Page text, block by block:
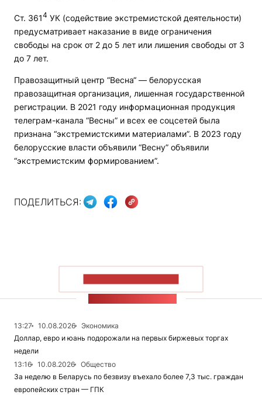
Ст. 3614 УК (содействие экстремистской деятельности)
предусматривает наказание в виде ограничения
свободы на срок от 2 до 5 лет или лишения свободы от 3
до 7 лет.
Правозащитный центр “Весна“ — белорусская
правозащитная организация, лишенная государственной
регистрации. В 2021 году информационная продукция
телеграм-канала “Весны” и всех ее соцсетей была
признана “экстремистскими материалами”. В 2023 году
белорусские власти объявили “Весну” объявили
“экстремистским формированием”.
ПОДЕЛИТЬСЯ:
13:27 10.08.2026
Экономика
Доллар, евро и юань подорожали на первых биржевых торгах
недели
13:16
10.08.2026
Общество
За неделю в Беларусь по безвизу въехало более 7,3 тыс. граждан
европейских стран — ГПК